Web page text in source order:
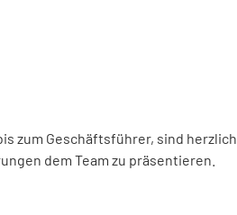
zum Geschäftsführer, sind herzlich
dem Team zu präsentieren.